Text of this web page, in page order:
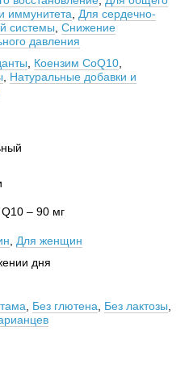
иммунитета
Для сердечно-
системы Снижение
давления
Коензим CoQ10
Натуральные добавки и
– 90 мг
Для женщин
дня
Без глютена Без лактозы